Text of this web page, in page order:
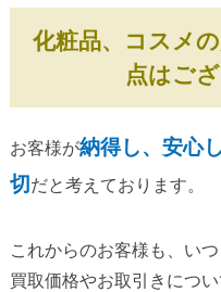
化粧品、コスメ
点はご
お客様が納得し、安心
切 だと考えております。
これからのお客様も、い
買取価格やお取引きにつ